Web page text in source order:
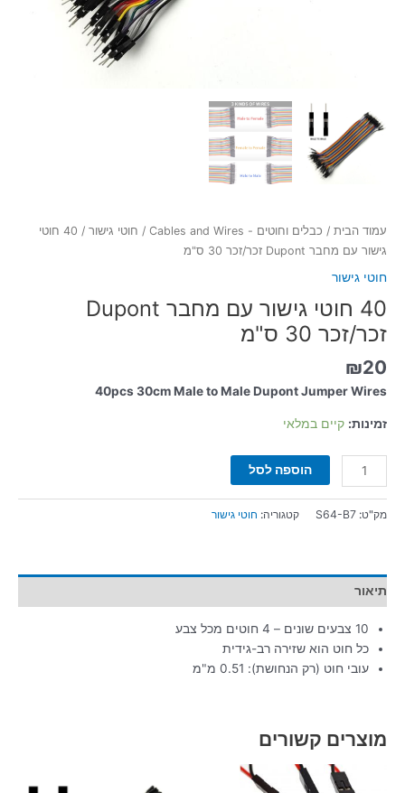
עמוד הבית / כבלים וחוטים - Cables and Wires / חוטי גישור
/ 40 חוטי
גישור עם מחבר Dupont זכר/זכר 30 ס"מ
חוטי גישור
40 חוטי גישור עם מחבר Dupont
זכר/זכר 30 ס"מ
₪20
40pcs 30cm Male to Male Dupont Jumper Wires
זמינות: קיים במלאי
הוספה לסל
מק"ט: S64-B7 קטגוריה: חוטי גישור
תיאור
10 צבעים שונים – 4 חוטים מכל צבע
כל חוט הוא שזירה רב-גידית
עובי חוט (רק הנחושת): 0.51 מ"מ
מוצרים קשורים